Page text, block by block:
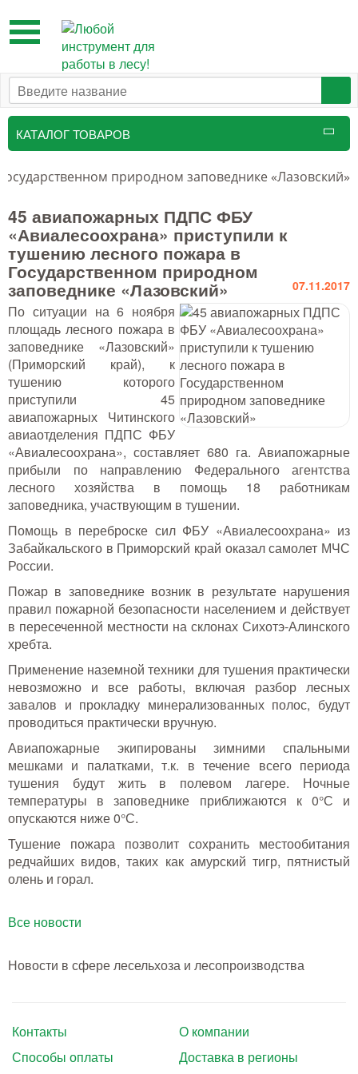
Toggle
navigation
КАТАЛОГ ТОВАРОВ
Маркировочные средства
Бензоинструмент и
принадлежности
Инструмент лесоруба
Аншлаги противопожарные, панно
аренды, знаки
Тушение лесных пожаров
Одежда для работы в лесу
Снаряжение лесника и егеря
Лесовосстановление
Библиотека лесника
GPS-навигация и рации
Оборудование для паркового
Распродажа
природном заповеднике «Лазовский»
45 авиапожарных ПДПС ФБУ
«Авиалесоохрана» приступили к
тушению лесного пожара в
Государственном природном
заповеднике «Лазовский» 07.11.2017
По ситуации на 6 ноября
площадь лесного пожара в
заповеднике «Лазовский»
(Приморский край), к
тушению которого
приступили 45
авиапожарных Читинского
авиаотделения ПДПС ФБУ
«Авиалесоохрана», составляет 680 га. Авиапожарные
прибыли по направлению Федерального агентства
лесного хозяйства в помощь 18 работникам
заповедника, участвующим в тушении.
Помощь в переброске сил ФБУ «Авиалесоохрана» из
Забайкальского в Приморский край оказал самолет МЧС
России.
Пожар в заповеднике возник в результате нарушения
правил пожарной безопасности населением и действует
в пересеченной местности на склонах Сихотэ-Алинского
хребта.
Применение наземной техники для тушения практически
невозможно и все работы, включая разбор лесных
завалов и прокладку минерализованных полос, будут
проводиться практически вручную.
Авиапожарные экипированы зимними спальными
мешками и палатками, т.к. в течение всего периода
тушения будут жить в полевом лагере. Ночные
температуры в заповеднике приближаются к 0°С и
опускаются ниже 0°С.
Тушение пожара позволит сохранить местообитания
редчайших видов, таких как амурский тигр, пятнистый
олень и горал.
Все новости
Новости в сфере лесельхоза и лесопроизводства
Контакты
О компании
Способы оплаты
Доставка в регионы